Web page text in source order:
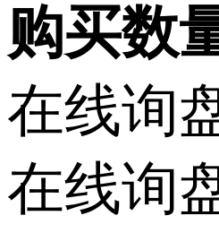
购买数
在线询
在线询